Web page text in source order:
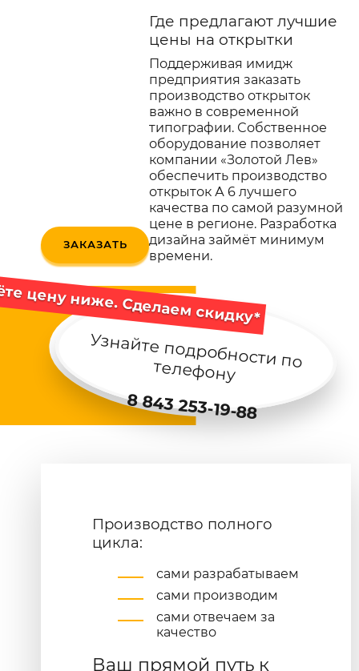
ЗАКАЗАТЬ
Где предлагают лучшие
цены на открытки
Поддерживая имидж
предприятия заказать
производство открыток
важно в современной
типографии. Собственное
оборудование позволяет
компании «Золотой Лев»
обеспечить производство
открыток А 6 лучшего
качества по самой разумной
цене в регионе. Разработка
дизайна займёт минимум
времени.
цену ниже. Сделаем скидку*
Узнайте подробности по
телефону
8 843 253-19-88
Производство полного
цикла:
сами разрабатываем
сами производим
сами отвечаем за
качество
Ваш прямой путь к